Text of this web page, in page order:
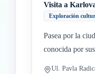
Visita a
Exploración
Pasea por la
conocida por
Ul. Pavla